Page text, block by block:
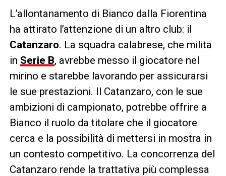
L’allontanamento di Bianco dalla Fiorentina
ha attirato l’attenzione di un altro club: il
Catanzaro. La squadra calabrese, che milita
in Serie B, avrebbe messo il giocatore nel
mirino e starebbe lavorando per assicurarsi
le sue prestazioni. Il Catanzaro, con le sue
ambizioni di campionato, potrebbe offrire a
Bianco il ruolo da titolare che il giocatore
cerca e la possibilità di mettersi in mostra in
un contesto competitivo. La concorrenza del
Catanzaro rende la trattativa più complessa